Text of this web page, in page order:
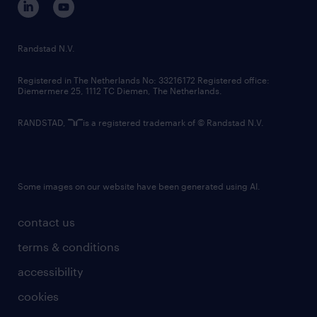
randstad innovation fund
country websites
contact us
terms & conditions
accessibility
cookies
Randstad N.V.
Registered in The Netherlands No: 33216172 Registered office:
Diemermere 25, 1112 TC Diemen, The Netherlands.
RANDSTAD, is a registered trademark of © Randstad N.V.
Some images on our website have been generated using AI.